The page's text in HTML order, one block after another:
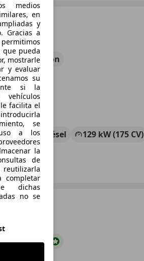
comparación
km Diésel
129 kW (175 CV)
Súperoferta
medios
en
y
Gracias a
que pueda
mostrarle
y evaluar
su
si la
vehículos
facilita el
se
a los
la
de
completar
dichas
no se